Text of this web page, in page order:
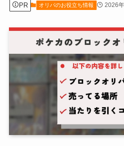
PR オリパのお役立ち情報 2026